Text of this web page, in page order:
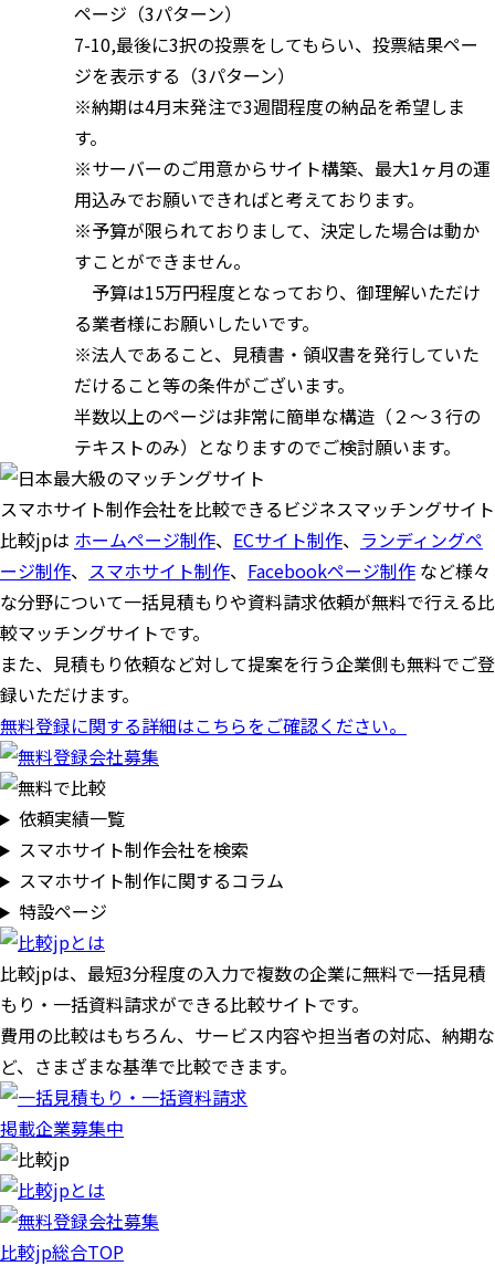
ページ（3パターン）
7-10,最後に3択の投票をしてもらい、投票結果ペー
ジを表示する（3パターン）
※納期は4月末発注で3週間程度の納品を希望しま
す。
※サーバーのご用意からサイト構築、最大1ヶ月の運
用込みでお願いできればと考えております。
※予算が限られておりまして、決定した場合は動か
すことができません。
予算は15万円程度となっており、御理解いただけ
る業者様にお願いしたいです。
※法人であること、見積書・領収書を発行していた
だけること等の条件がございます。
半数以上のページは非常に簡単な構造（２～３行の
テキストのみ）となりますのでご検討願います。
スマホサイト制作会社を比較できるビジネスマッチングサイト
比較jpは ホームページ制作、 ECサイト制作、 ランディングペ
ージ制作、 スマホサイト制作、 Facebookページ制作 など様々
な分野について一括見積もりや資料請求依頼が無料で行える比
較マッチングサイトです。
また、見積もり依頼など対して提案を行う企業側も無料でご登
録いただけます。
無料登録に関する詳細はこちらをご確認ください。
依頼実績一覧
スマホサイト制作会社を検索
スマホサイト制作に関するコラム
特設ページ
比較jpは、 最短3分程度の入力で複数の企業に無料で一括見積
もり・一括資料請求ができる比較サイトです。
費用の比較はもちろん、サービス内容や担当者の対応、納期な
ど、さまざまな基準で比較できます。
掲載企業募集中
比較jp総合TOP